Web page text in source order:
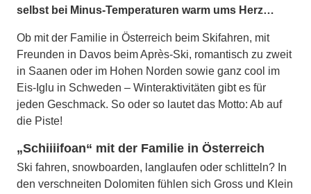
selbst bei Minus-Temperaturen warm ums Herz…
Ob mit der Familie in Österreich beim Skifahren, mit
Freunden in Davos beim Après-Ski, romantisch zu zweit
in Saanen oder im Hohen Norden sowie ganz cool im
Eis-Iglu in Schweden – Winteraktivitäten gibt es für
jeden Geschmack. So oder so lautet das Motto: Ab auf
die Piste!
„Schiiiifoan“ mit der Familie in Österreich
Ski fahren, snowboarden, langlaufen oder schlitteln? In
den verschneiten Dolomiten fühlen sich Gross und Klein